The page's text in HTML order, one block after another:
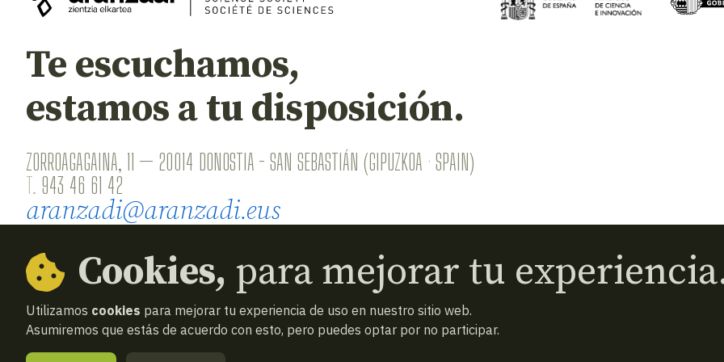
Te escuchamos,
estamos a tu disposición.
ZORROAGAGAINA, 11 — 20014 DONOSTIA - SAN SEBASTIÁN (GIPUZKOA · SPAIN)
T. 943 46 61 42
aranzadi@aranzadi.eus
Cookies, para mejorar tu
Utilizamos cookies para mejorar tu experiencia de uso en nuestro sitio web.
Asumiremos que estás de acuerdo con esto, pero puedes optar por no participar.